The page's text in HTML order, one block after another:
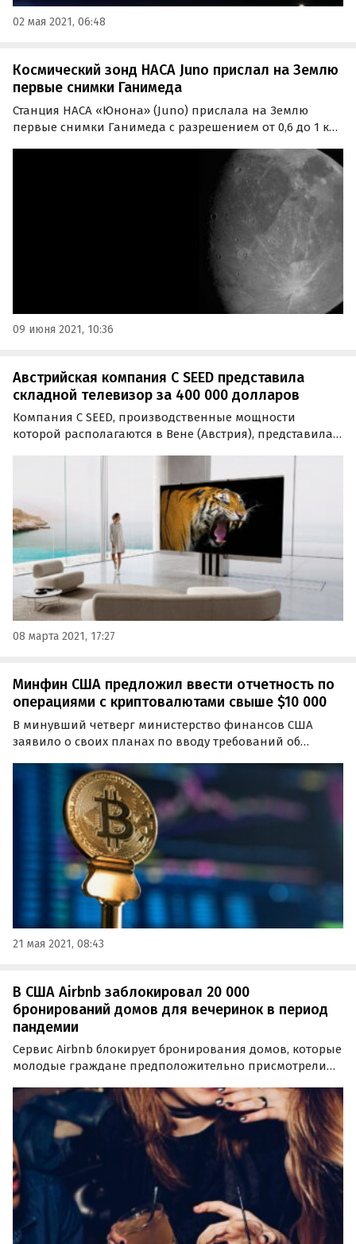
02 мая 2021, 06:48
Космический зонд НАСА Juno прислал на Землю
первые снимки Ганимеда
Станция НАСА «Юнона» (Juno) прислала на Землю
первые снимки Ганимеда с разрешением от 0,6 до 1 км
поверхности. Фото сделаны во время пролёта мимо
09 июня 2021, 10:36
Австрийская компания C SEED представила
складной телевизор за 400 000 долларов
Компания C SEED, производственные мощности
которой располагаются в Вене (Австрия), представила
08 марта 2021, 17:27
Минфин США предложил ввести отчетность по
операциями с криптовалютами свыше $10 000
В минувший четверг министерство финансов США
заявило о своих планах по вводу требований об
криптовалютами. Речь пока идет о переводах на
суммы, превышающие $10 000.
21 мая 2021, 08:43
В США Airbnb заблокировал 20 000
бронирований домов для вечеринок в период
пандемии
Сервис Airbnb блокирует бронирования домов, которые
молодые граждане предположительно присмотрели
сервис заблокировал 20 000 подозрительных
бронирований в семи городах США.